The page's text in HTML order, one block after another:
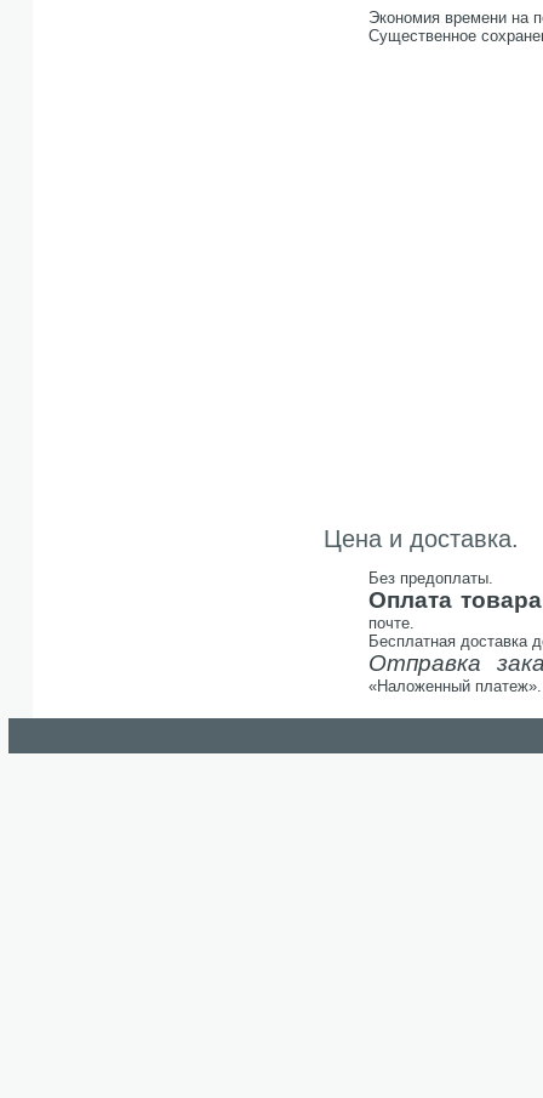
Экономия времени на
Существенное
Цена и доставка.
Без предоплаты.
Оплата
почте.
Бесплатная доставка
Отправка
«Наложенный платеж».